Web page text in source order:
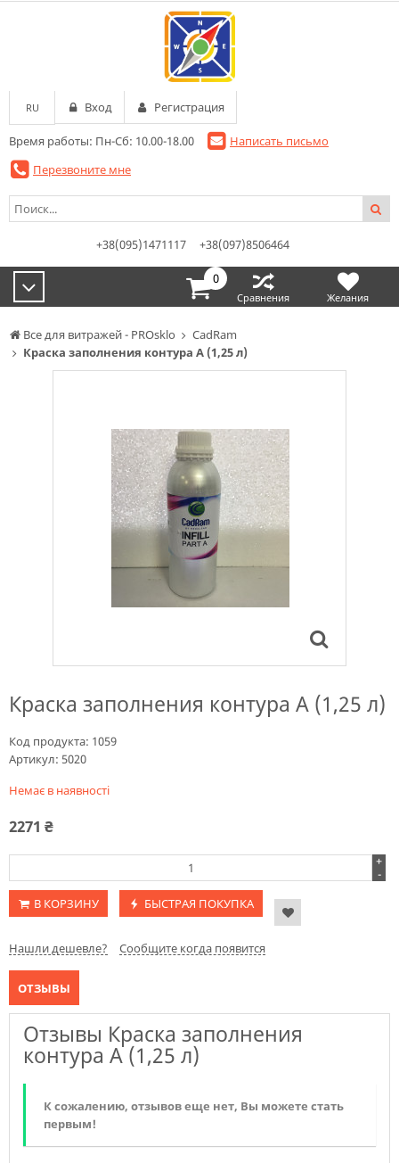
Все для витражей - PROsklo
CadRam
Краска заполнения контура А (1,25 л)
Краска заполнения контура А (1,25 л)
Код продукта: 1059
Артикул: 5020
Немає в наявності
2271 ₴
+
-
В КОРЗИНУ
БЫСТРАЯ ПОКУПКА
Нашли дешевле? Сообщите когда появится
ОТЗЫВЫ
Отзывы Краска заполнения
контура А (1,25 л)
К сожалению, отзывов еще нет, Вы можете стать
первым!
Время работы: Пн-Сб: 10.00-18.00
Написать письмо
Перезвоните мне
RU Вход Регистрация
+38(095)1471117 +38(097)8506464
0
Сравнения Желания